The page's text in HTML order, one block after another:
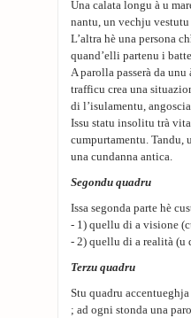
Una calata longu à u
nantu, un vechju vestutu
L’altra hè una persona
quand’elli partenu i
A parolla passerà da
trafficu crea una
di l’isulamentu,
Issu statu insolitu trà
cumpurtamentu. Tandu,
una cundanna antica.
Segondu quadru
Issa segonda parte hè
- 1) quellu di a visione
- 2) quellu di a realità (u
Terzu quadru
Stu quadru
; ad ogni stonda una